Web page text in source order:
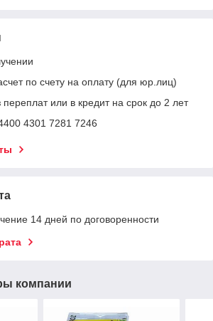
по счету на оплату (для юр.лиц)
переплат или в кредит на срок до 2 лет
4301 7281 7246
14 дней по договоренности
компании